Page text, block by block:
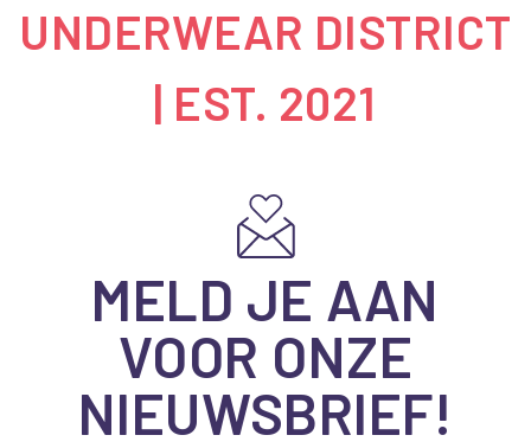
UNDERWEAR DISTRICT
| EST. 2021
MELD JE AAN
VOOR ONZE
NIEUWSBRIEF!